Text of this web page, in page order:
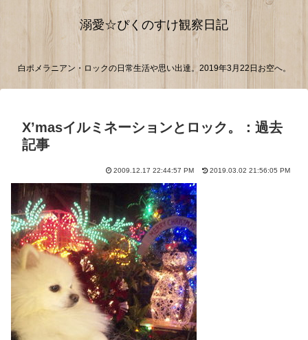
溺愛☆ぴくのすけ観察日記
白ポメラニアン・ロックの日常生活や思い出達。2019年3月22日お空へ。
X’masイルミネーションとロック。：過去
記事
2009.12.17 22:44:57 PM 2019.03.02 21:56:05 PM